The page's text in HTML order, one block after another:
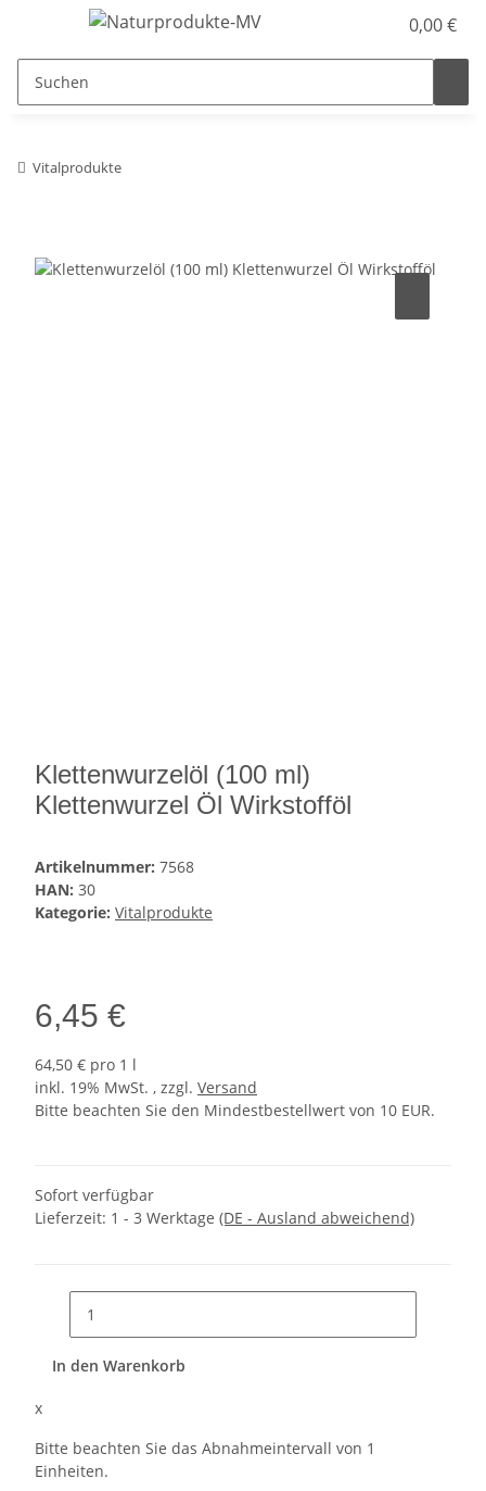
0,00 €
Vitalprodukte
Klettenwurzelöl (100 ml)
Klettenwurzel Öl Wirkstofföl
Artikelnummer: 7568
HAN: 30
Kategorie: Vitalprodukte
6,45 €
64,50 € pro 1 l
inkl. 19% MwSt. , zzgl. Versand
Bitte beachten Sie den Mindestbestellwert von 10 EUR.
Sofort verfügbar
Lieferzeit: 1 - 3 Werktage (DE - Ausland abweichend)
In den Warenkorb
x
Bitte beachten Sie das Abnahmeintervall von 1
Einheiten.